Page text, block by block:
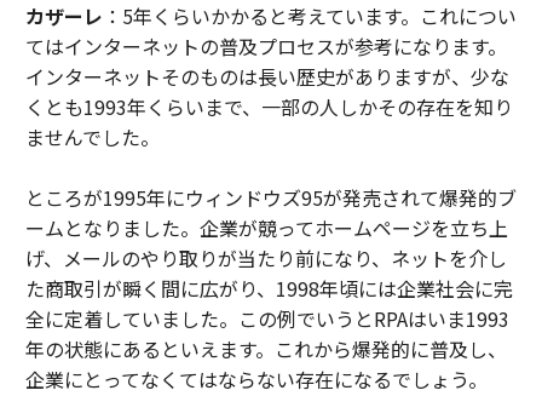
カザーレ ：5年くらいかかると考えています。これについ
てはインターネットの普及プロセスが参考になります。
インターネットそのものは長い歴史がありますが、少な
くとも1993年くらいまで、一部の人しかその存在を知り
ませんでした。
ところが1995年にウィンドウズ95が発売されて爆発的ブ
ームとなりました。企業が競ってホームページを立ち上
げ、メールのやり取りが当たり前になり、ネットを介し
た商取引が瞬く間に広がり、1998年頃には企業社会に完
全に定着していました。この例でいうとRPAはいま1993
年の状態にあるといえます。これから爆発的に普及し、
企業にとってなくてはならない存在になるでしょう。